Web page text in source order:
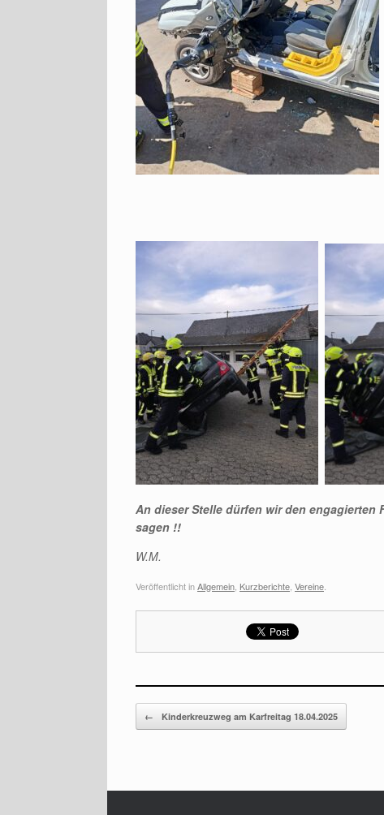
An dieser Stelle dürfen wir den
sagen !!
W.M.
Veröffentlicht inAllgemein Kurzberichte Vereine
Beitragsnavigation
← Kinderkreuzweg am Karfreitag 18.04.2025